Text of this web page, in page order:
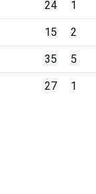
24 1
15 2
35 5
27 1